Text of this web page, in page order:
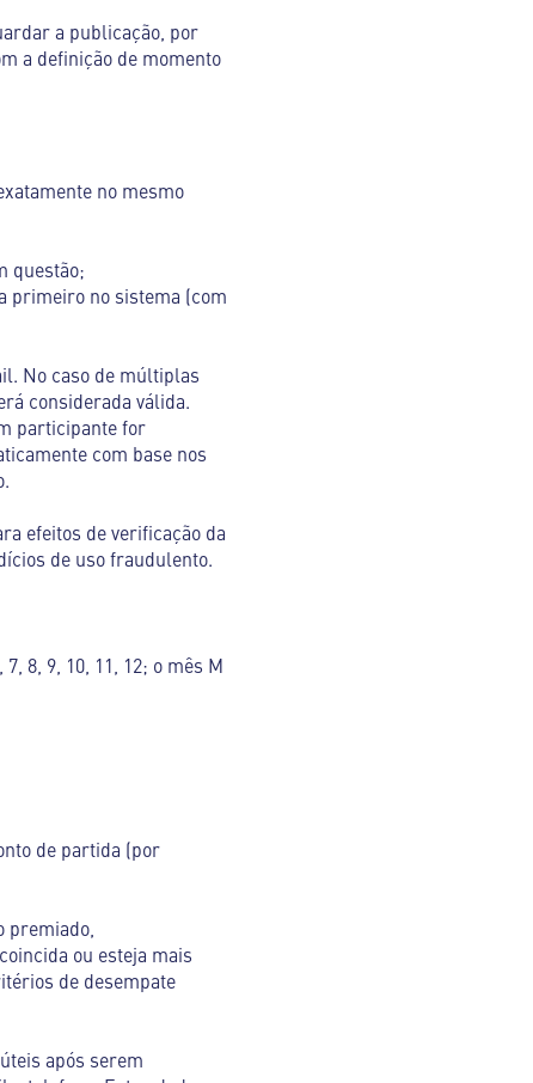
a publicação, por
a definição de momento
no mesmo
questão;
primeiro no sistema (com
No caso de múltiplas
considerada válida.
participante for
com base nos
efeitos de verificação da
de uso fraudulento.
8, 9, 10, 11, 12; o mês M
de partida (por
ou esteja mais
de desempate
após serem